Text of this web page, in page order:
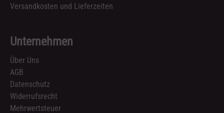
Versandkosten und Lieferzeiten
Unternehmen
Über Uns
AGB
Datenschutz
Widerrufsrecht
Mehrwertsteuer